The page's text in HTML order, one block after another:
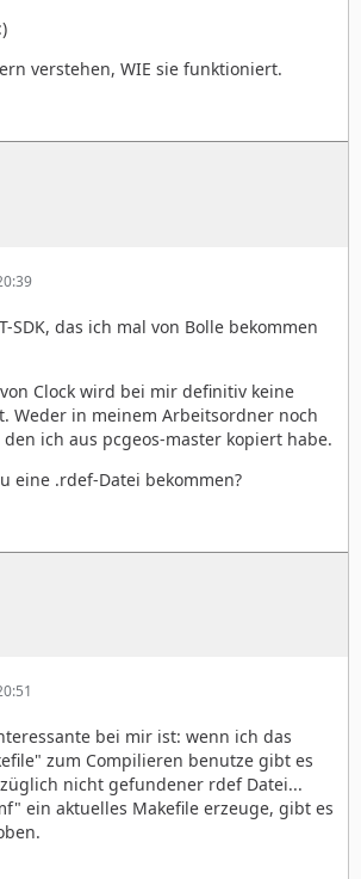
verstehen, WIE sie funktioniert.
SDK, das ich mal von Bolle bekommen
Clock wird bei mir definitiv keine
Weder in meinem Arbeitsordner noch
ich aus pcgeos-master kopiert habe.
eine .rdef-Datei bekommen?
bei mir ist: wenn ich das
zum Compilieren benutze gibt es
nicht gefundener rdef Datei...
ein aktuelles Makefile erzeuge, gibt es